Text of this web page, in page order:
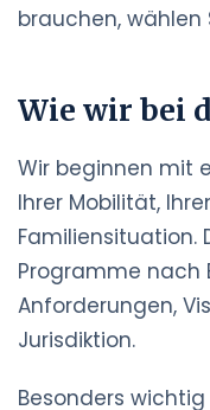
brauchen, wählen
Wie wir bei
Wir beginnen mit
Ihrer Mobilität,
Familiensituation.
Programme nach
Anforderungen,
Jurisdiktion.
Besonders